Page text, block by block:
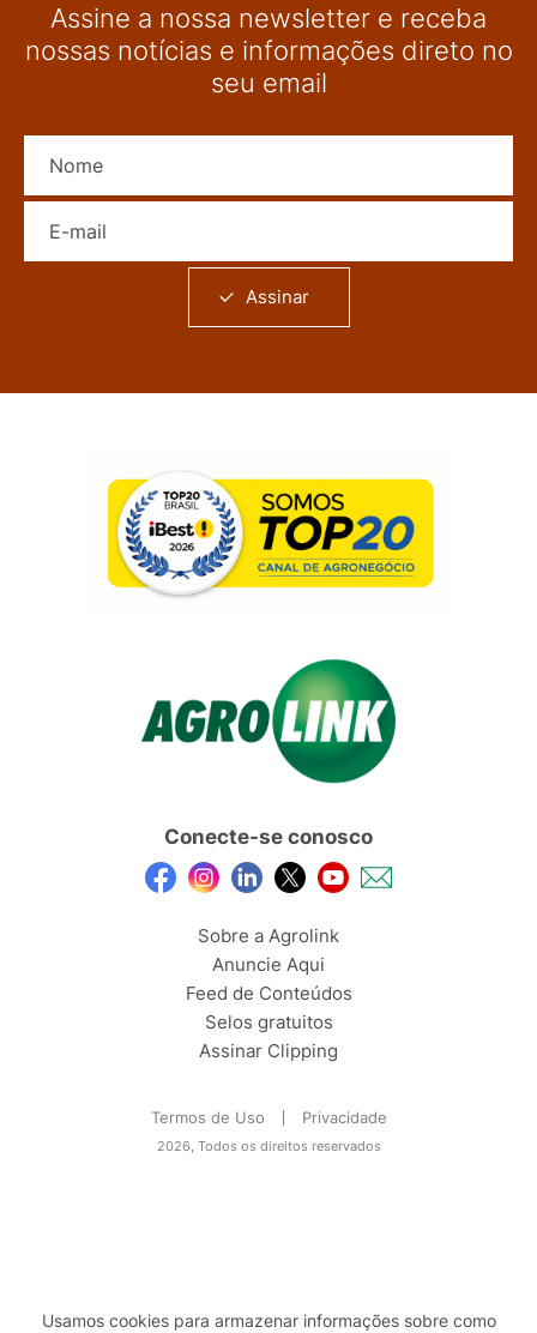
Assine a nossa newsletter e receba
nossas notícias e informações direto no
seu email
Assinar
Conecte-se conosco
Sobre a Agrolink
Anuncie Aqui
Feed de Conteúdos
Selos gratuitos
Assinar Clipping
Termos de Uso Privacidade
2026, Todos os direitos reservados
Usamos cookies para armazenar informações sobre como